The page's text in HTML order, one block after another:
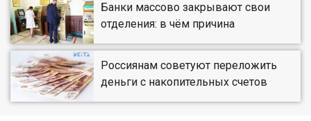
Банки массово закрывают свои
отделения: в чём причина
Россиянам советуют переложить
деньги с накопительных счетов